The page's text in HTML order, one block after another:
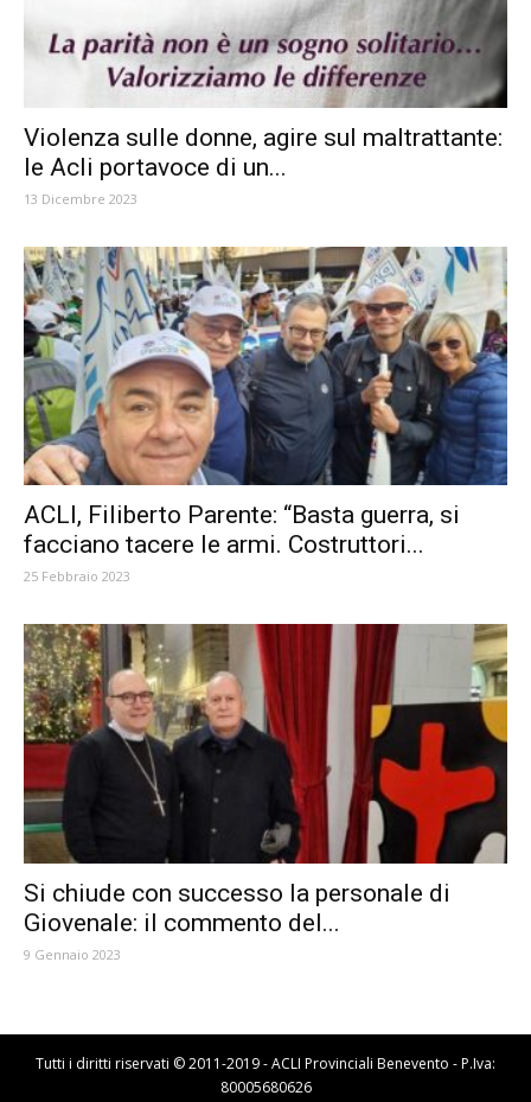
Violenza sulle donne, agire sul maltrattante:
le Acli portavoce di un...
13 Dicembre 2023
ACLI, Filiberto Parente: “Basta guerra, si
facciano tacere le armi. Costruttori...
25 Febbraio 2023
Si chiude con successo la personale di
Giovenale: il commento del...
9 Gennaio 2023
Tutti i diritti riservati © 2011-2019 - ACLI Provinciali Benevento - P.Iva:
80005680626